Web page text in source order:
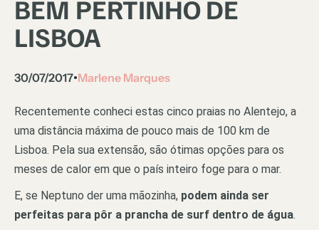
BEM PERTINHO DE
LISBOA
30/07/2017•Marlene Marques
Recentemente conheci estas cinco praias no Alentejo, a
uma distância máxima de pouco mais de 100 km de
Lisboa. Pela sua extensão, são ótimas opções para os
meses de calor em que o país inteiro foge para o mar.
E, se Neptuno der uma mãozinha, podem ainda ser
perfeitas para pôr a prancha de surf dentro de água.